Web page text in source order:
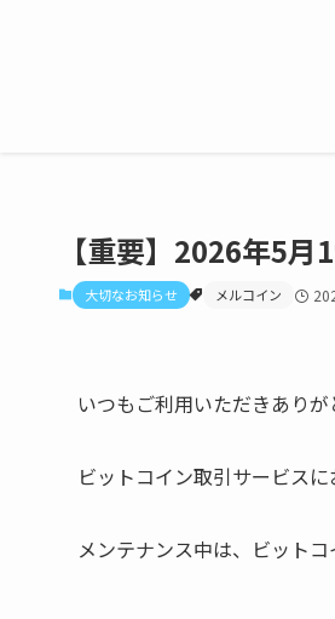
【重要】2026年5
大切なお知らせ メルコイン
いつもご利用いただきありが
ビットコイン取引サービス
メンテナンス中は、ビット